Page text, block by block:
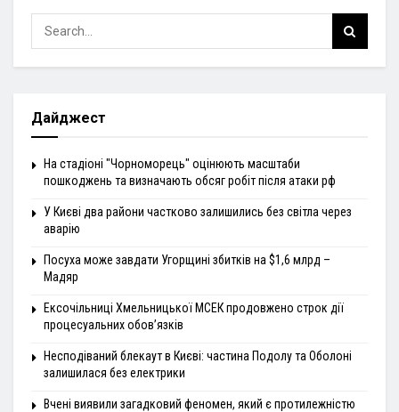
Дайджест
На стадіоні "Чорноморець" оцінюють масштаби
пошкоджень та визначають обсяг робіт після атаки рф
У Києві два райони частково залишились без світла через
аварію
Посуха може завдати Угорщині збитків на $1,6 млрд –
Мадяр
Ексочільниці Хмельницької МСЕК продовжено строк дії
процесуальних обов’язків
Несподіваний блекаут в Києві: частина Подолу та Оболоні
залишилася без електрики
Вчені виявили загадковий феномен, який є протилежністю